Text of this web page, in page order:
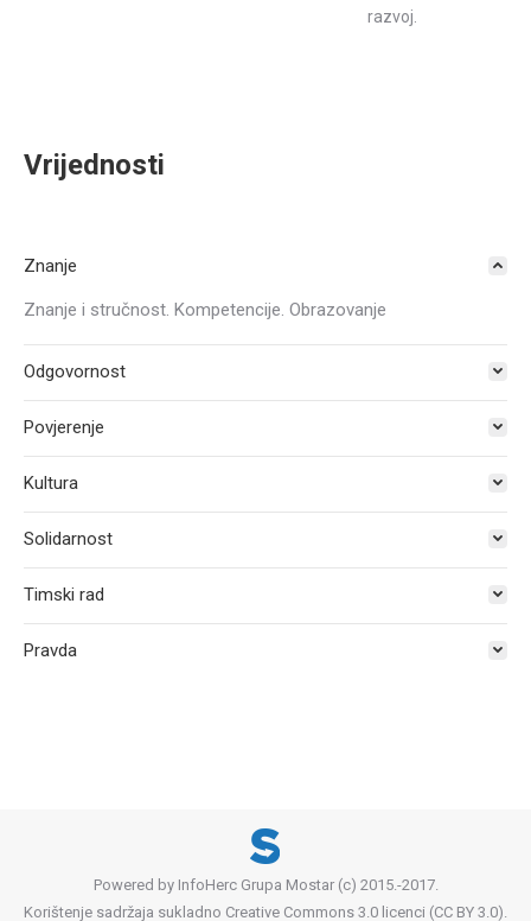
razvoj.
Vrijednosti
Znanje
Znanje i stručnost. Kompetencije. Obrazovanje
Odgovornost
Povjerenje
Kultura
Solidarnost
Timski rad
Pravda
Powered by InfoHerc Grupa Mostar (c) 2015.-2017.
Korištenje sadržaja sukladno Creative Commons 3.0 licenci (CC BY 3.0).